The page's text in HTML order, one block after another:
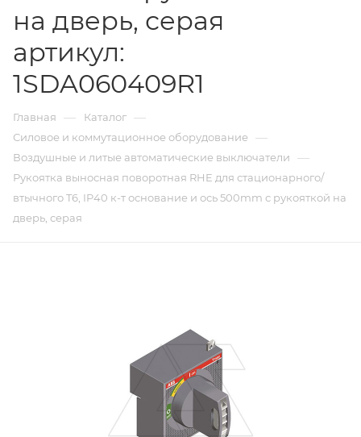
на дверь, серая
артикул:
1SDA060409R1
Главная — Каталог —
Силовое и коммутационное оборудование —
Воздушные и литые автоматические выключатели —
Рукоятка выносная поворотная RHE для стационарного/
втычного T6, IP40 к-т основание и ось 500mm с рукояткой на
дверь, серая